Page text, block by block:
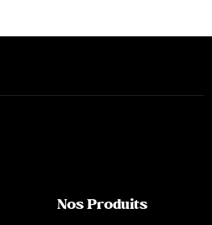
Nos Produits